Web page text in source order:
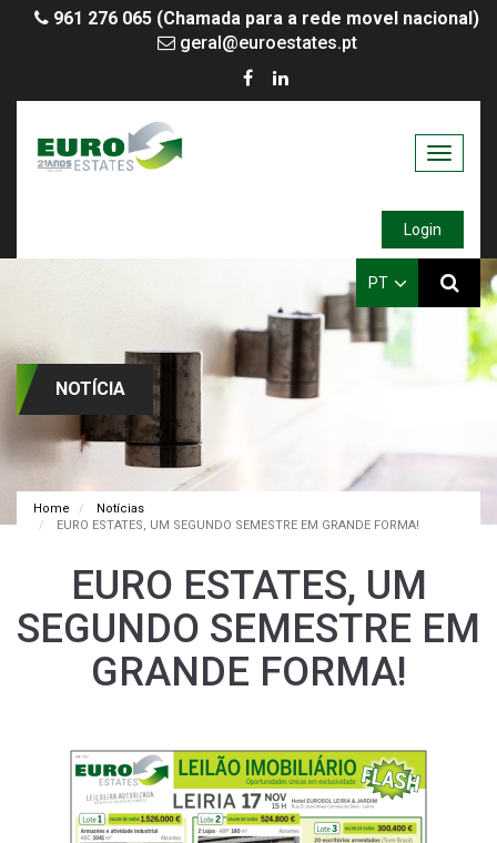
961 276 065 (Chamada para a rede movel nacional)
geral@euroestates.pt
Toggle
Login
PT
Home
Notícias
EURO ESTATES, UM SEGUNDO SEMESTRE EM GRANDE FORMA!
NOTÍCIA
EURO ESTATES, UM
SEGUNDO SEMESTRE EM
GRANDE FORMA!